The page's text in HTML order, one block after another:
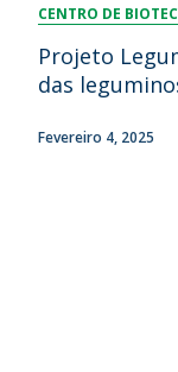
CENTRO DE
Projeto
das
Fevereiro 4, 2025